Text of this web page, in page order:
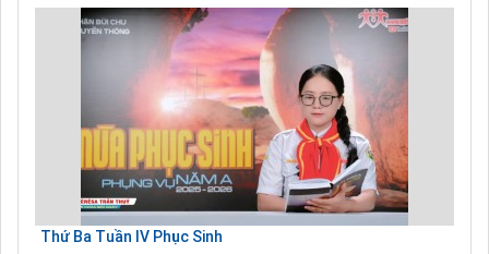
Thứ Ba Tuần IV Phục Sinh